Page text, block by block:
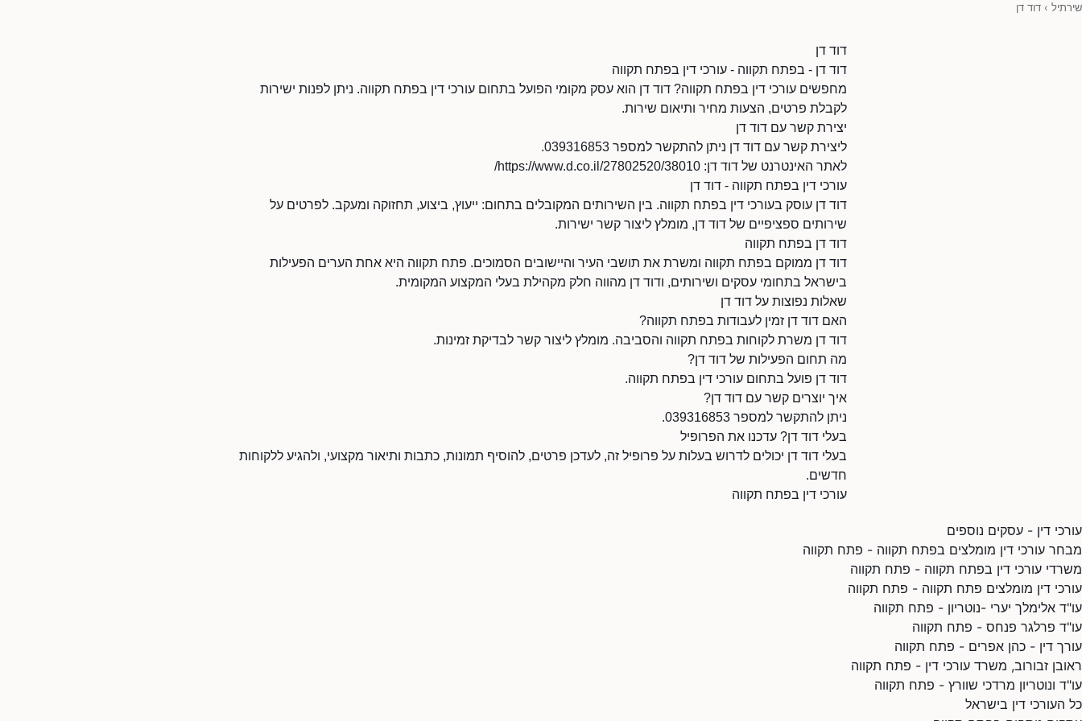
שירתיל › דוד דן
דוד דן
דוד דן - בפתח תקווה - עורכי דין בפתח תקווה
מחפשים עורכי דין בפתח תקווה? דוד דן הוא עסק מקומי הפועל בתחום עורכי דין בפתח תקווה. ניתן לפנות ישירות
לקבלת פרטים, הצעות מחיר ותיאום שירות.
יצירת קשר עם דוד דן
ליצירת קשר עם דוד דן ניתן להתקשר למספר 039316853.
לאתר האינטרנט של דוד דן: https://www.d.co.il/27802520/38010/
עורכי דין בפתח תקווה - דוד דן
דוד דן עוסק בעורכי דין בפתח תקווה. בין השירותים המקובלים בתחום: ייעוץ, ביצוע, תחזוקה ומעקב. לפרטים על
שירותים ספציפיים של דוד דן, מומלץ ליצור קשר ישירות.
דוד דן בפתח תקווה
דוד דן ממוקם בפתח תקווה ומשרת את תושבי העיר והיישובים הסמוכים. פתח תקווה היא אחת הערים הפעילות
בישראל בתחומי עסקים ושירותים, ודוד דן מהווה חלק מקהילת בעלי המקצוע המקומית.
שאלות נפוצות על דוד דן
האם דוד דן זמין לעבודות בפתח תקווה?
דוד דן משרת לקוחות בפתח תקווה והסביבה. מומלץ ליצור קשר לבדיקת זמינות.
מה תחום הפעילות של דוד דן?
דוד דן פועל בתחום עורכי דין בפתח תקווה.
איך יוצרים קשר עם דוד דן?
ניתן להתקשר למספר 039316853.
בעלי דוד דן? עדכנו את הפרופיל
בעלי דוד דן יכולים לדרוש בעלות על פרופיל זה, לעדכן פרטים, להוסיף תמונות, כתבות ותיאור מקצועי, ולהגיע ללקוחות
חדשים.
עורכי דין בפתח תקווה
עורכי דין - עסקים נוספים
מבחר עורכי דין מומלצים בפתח תקווה - פתח תקווה
משרדי עורכי דין בפתח תקווה - פתח תקווה
עורכי דין מומלצים פתח תקווה - פתח תקווה
עו"ד אלימלך יערי -נוטריון - פתח תקווה
עו"ד פרלגר פנחס - פתח תקווה
עורך דין - כהן אפרים - פתח תקווה
ראובן זבורוב, משרד עורכי דין - פתח תקווה
עו"ד ונוטריון מרדכי שוורץ - פתח תקווה
כל העורכי דין בישראל